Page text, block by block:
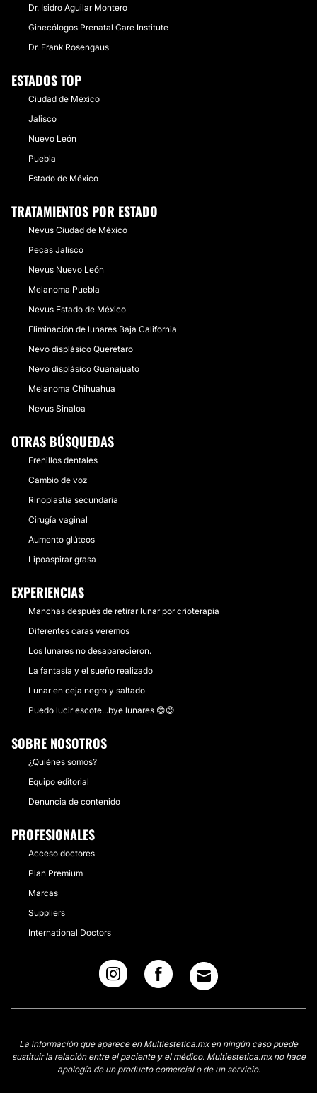
Dr. Isidro Aguilar Montero
Ginecólogos Prenatal Care Institute
Dr. Frank Rosengaus
ESTADOS TOP
Ciudad de México
Jalisco
Nuevo León
Puebla
Estado de México
TRATAMIENTOS POR ESTADO
Nevus Ciudad de México
Pecas Jalisco
Nevus Nuevo León
Melanoma Puebla
Nevus Estado de México
Eliminación de lunares Baja California
Nevo displásico Querétaro
Nevo displásico Guanajuato
Melanoma Chihuahua
Nevus Sinaloa
OTRAS BÚSQUEDAS
Frenillos dentales
Cambio de voz
Rinoplastia secundaria
Cirugía vaginal
Aumento glúteos
Lipoaspirar grasa
EXPERIENCIAS
Manchas después de retirar lunar por crioterapia
Diferentes caras veremos
Los lunares no desaparecieron.
La fantasía y el sueño realizado
Lunar en ceja negro y saltado
Puedo lucir escote...bye lunares 😊😊
SOBRE NOSOTROS
¿Quiénes somos?
Equipo editorial
Denuncia de contenido
PROFESIONALES
Acceso doctores
Plan Premium
Marcas
Suppliers
International Doctors
La información que aparece en Multiestetica.mx en ningún caso puede
sustituir la relación entre el paciente y el médico. Multiestetica.mx no hace
apología de un producto comercial o de un servicio.